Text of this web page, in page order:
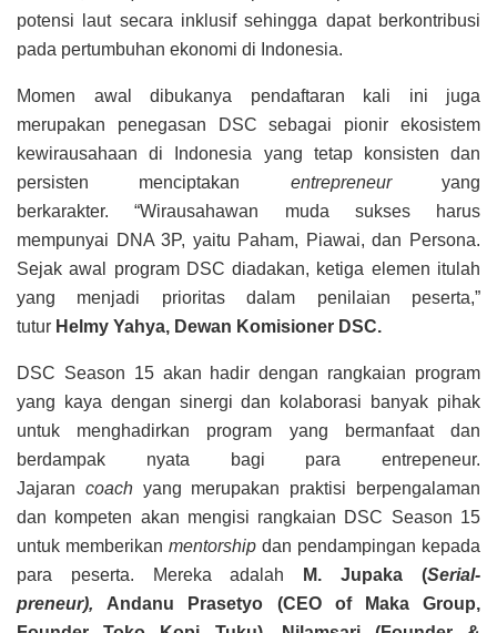
potensi laut secara inklusif sehingga dapat berkontribusi
pada pertumbuhan ekonomi di Indonesia.
Momen awal dibukanya pendaftaran kali ini juga
merupakan penegasan DSC sebagai pionir
ekosistem
kewirausahaan di Indonesia yang tetap konsisten dan
persisten menciptakan entrepreneuryang
berkarakter. “Wirausahawan muda sukses harus
mempunyai DNA 3P, yaitu Paham, Piawai, dan Persona.
Sejak awal program DSC diadakan, ketiga elemen itulah
yang menjadi prioritas dalam penilaian peserta,”
tutur Helmy Yahya, Dewan Komisioner DSC.
DSC Season 15 akan hadir dengan rangkaian program
yang kaya dengan sinergi dan kolaborasi banyak pihak
untuk menghadirkan program yang bermanfaat dan
berdampak nyata bagi para entrepeneur.
Jajaran coachyang merupakan praktisi berpengalaman
dan kompeten akan mengisi rangkaian DSC Season 15
untuk memberikan mentorship dan pendampingan kepada
para peserta. Mereka adalah
M. Jupaka (Serial-
preneur), Andanu Prasetyo (CEO of Maka Group,